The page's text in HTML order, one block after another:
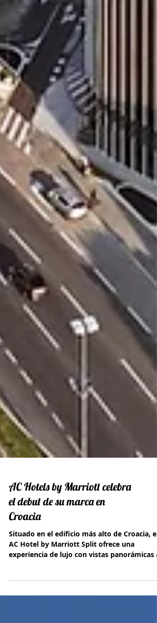
AC Hotels by Marriott celebra
el debut de su marca en
Croacia
Situado en el edificio más alto de Croacia, el
experiencia de lujo con vistas panorámicas al